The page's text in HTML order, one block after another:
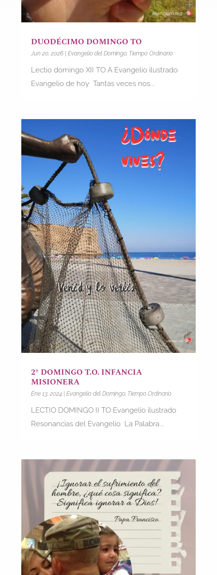
DUODÉCIMO DOMINGO TO
Jun 20, 2026| Evangelio del Domingo, Tiempo Ordinario
Lectio domingo XII TO A Evangelio ilustrado
Evangelio de hoy Tantas veces nos...
2º DOMINGO T.O. INFANCIA
MISIONERA
Ene 13, 2024| Evangelio del Domingo, Tiempo Ordinario
LECTIO DOMINGO II TO Evangelio ilustrado
Resonancias del Evangelio La Palabra...